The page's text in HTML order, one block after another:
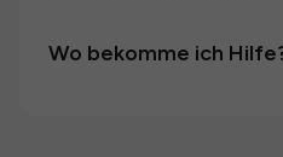
Wo bekomme ich